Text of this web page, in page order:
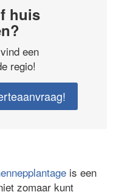
huis
een
regio!
is een
zomaar kunt